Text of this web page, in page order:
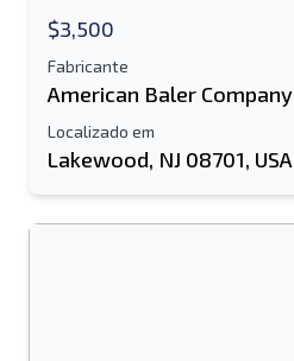
$3,500
Fabricante
American Baler Company
Localizado em
Lakewood, NJ 08701, USA